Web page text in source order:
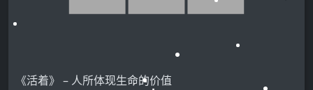
《活着》 – 人所体现生命的价值